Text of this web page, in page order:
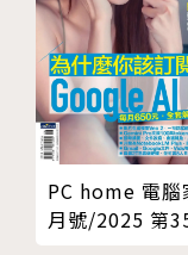
報導，也提供數
是電子產業界人
PC home 電腦
月號/2025 第